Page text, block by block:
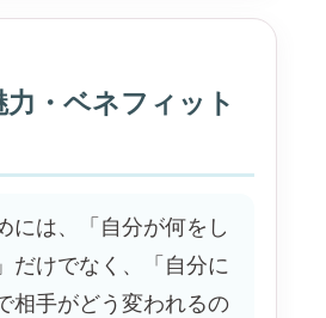
・ベネフィット
には、「自分が何をし
だけでなく、「自分に
相手がどう変われるの